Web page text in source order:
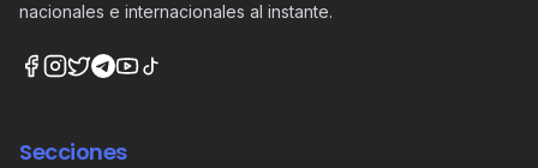
nacionales e internacionales al instante.
Secciones